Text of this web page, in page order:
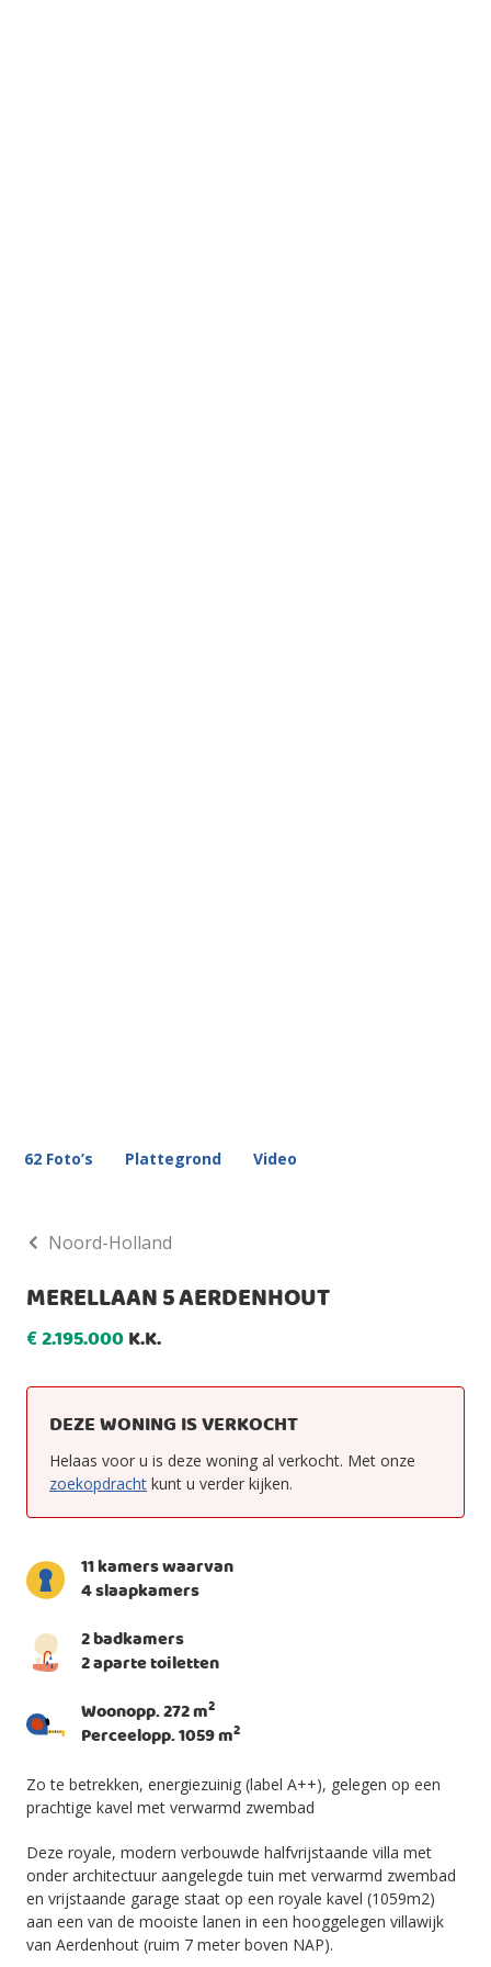
62 Foto’s Plattegrond Video
Noord-Holland
MERELLAAN 5 AERDENHOUT
€2.195.000K.K.
DEZE WONING IS VERKOCHT
Helaas voor u is deze woning al verkocht. Met onze
zoekopdracht kunt u verder kijken.
11 kamers waarvan
4 slaapkamers
2 badkamers
2 aparte toiletten
Woonopp. 272 m2
Perceelopp. 1059 m2
Zo te betrekken, energiezuinig (label A++), gelegen op een
prachtige kavel met verwarmd zwembad
Deze royale, modern verbouwde halfvrijstaande villa met
onder architectuur aangelegde tuin met verwarmd zwembad
en vrijstaande garage staat op een royale kavel (1059m2)
aan een van de mooiste lanen in een hooggelegen villawijk
van Aerdenhout (ruim 7 meter boven NAP).